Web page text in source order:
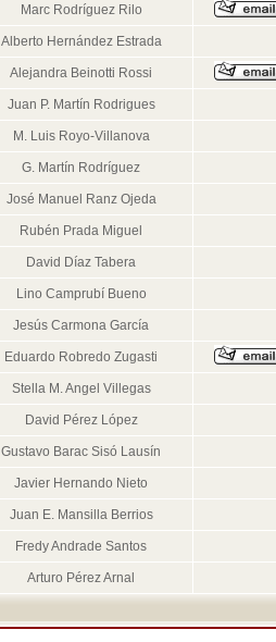
Marc Rodríguez Rilo
Alberto Hernández Estrada
Alejandra Beinotti Rossi
Juan P. Martín Rodrigues
M. Luis Royo-Villanova
G. Martín Rodríguez
José Manuel Ranz Ojeda
Rubén Prada Miguel
David Díaz Tabera
Lino Camprubí Bueno
Jesús Carmona García
Eduardo Robredo Zugasti
Stella M. Angel Villegas
David Pérez López
Gustavo Barac Sisó Lausín
Javier Hernando Nieto
Juan E. Mansilla Berrios
Fredy Andrade Santos
Arturo Pérez Arnal